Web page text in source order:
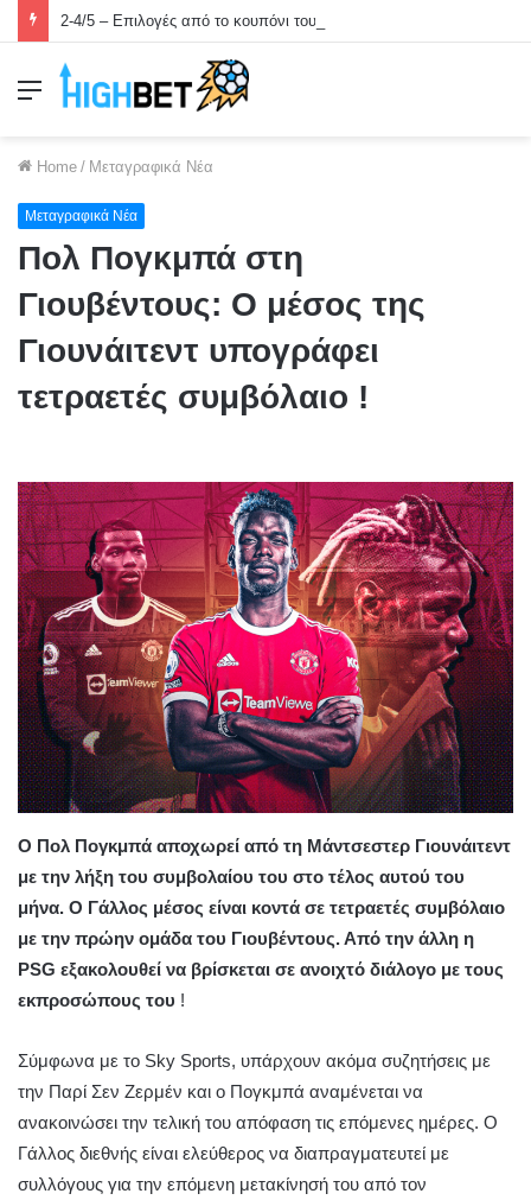
2-4/5 – Επιλογές από το κουπόνι του Σ/Κ
Menu
Home / Μεταγραφικά Νέα
Μεταγραφικά Νέα
Πολ Πογκμπά στη
Γιουβέντους: Ο μέσος της
Γιουνάιτεντ υπογράφει
τετραετές συμβόλαιο !
Ο Πολ Πογκμπά αποχωρεί από τη Μάντσεστερ Γιουνάιτεντ
με την λήξη του συμβολαίου του στο τέλος αυτού του
μήνα. Ο Γάλλος μέσος είναι κοντά σε τετραετές συμβόλαιο
με την πρώην ομάδα του Γιουβέντους. Από την άλλη η
PSG εξακολουθεί να βρίσκεται σε ανοιχτό διάλογο με τους
εκπροσώπους του !
Σύμφωνα με το Sky Sports, υπάρχουν ακόμα συζητήσεις με
την Παρί Σεν Ζερμέν και ο Πογκμπά αναμένεται να
ανακοινώσει την τελική του απόφαση τις επόμενες ημέρες. Ο
Γάλλος διεθνής είναι ελεύθερος να διαπραγματευτεί με
συλλόγους για την επόμενη μετακίνησή του από τον